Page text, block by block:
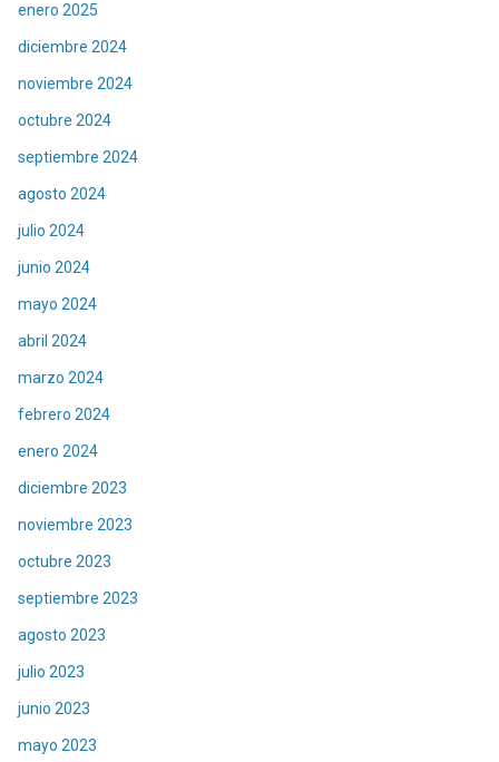
enero 2025
diciembre 2024
noviembre 2024
octubre 2024
septiembre 2024
agosto 2024
julio 2024
junio 2024
mayo 2024
abril 2024
marzo 2024
febrero 2024
enero 2024
diciembre 2023
noviembre 2023
octubre 2023
septiembre 2023
agosto 2023
julio 2023
junio 2023
mayo 2023